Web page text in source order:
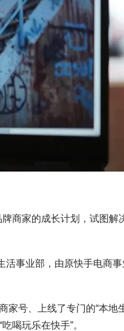
商家的成长计划，试图解
活事业部，由原快手电商事
家号、上线了专门的“本地
喝玩乐在快手”。